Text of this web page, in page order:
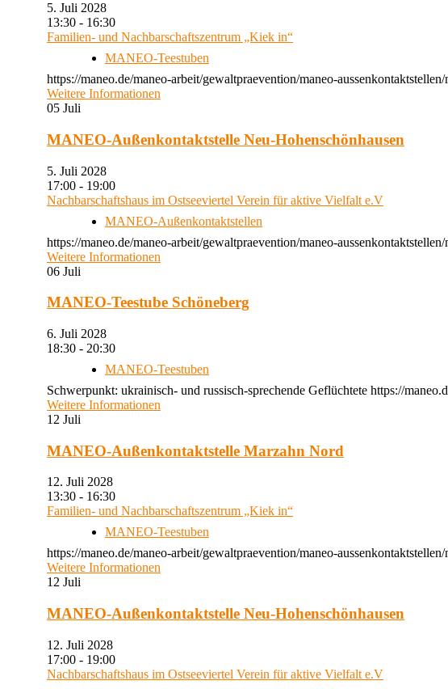
5. Juli 2028
13:30 - 16:30
Familien- und Nachbarschaftszentrum „Kiek in“
MANEO-Teestuben
https://maneo.de/maneo-arbeit/gewaltpraevention/maneo-
Weitere Informationen
05 Juli
MANEO-Außenkontaktstelle Neu-Hohenschönhausen
5. Juli 2028
17:00 - 19:00
Nachbarschaftshaus im Ostseeviertel Verein für aktive Vielfalt e.V
MANEO-Außenkontaktstellen
https://maneo.de/maneo-arbeit/gewaltpraevention/maneo-
Weitere Informationen
06 Juli
MANEO-Teestube Schöneberg
6. Juli 2028
18:30 - 20:30
MANEO-Teestuben
Schwerpunkt: ukrainisch- und russisch-sprechende Geflüchtete https://
Weitere Informationen
12 Juli
MANEO-Außenkontaktstelle Marzahn Nord
12. Juli 2028
13:30 - 16:30
Familien- und Nachbarschaftszentrum „Kiek in“
MANEO-Teestuben
https://maneo.de/maneo-arbeit/gewaltpraevention/maneo-
Weitere Informationen
12 Juli
MANEO-Außenkontaktstelle Neu-Hohenschönhausen
12. Juli 2028
17:00 - 19:00
Nachbarschaftshaus im Ostseeviertel Verein für aktive Vielfalt e.V